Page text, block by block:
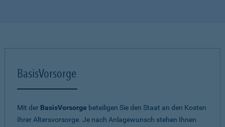
BasisVorsorge
Mit der BasisVorsorge beteiligen Sie den Staat an den Kosten
Ihrer Altersvorsorge. Je nach Anlagewunsch stehen Ihnen